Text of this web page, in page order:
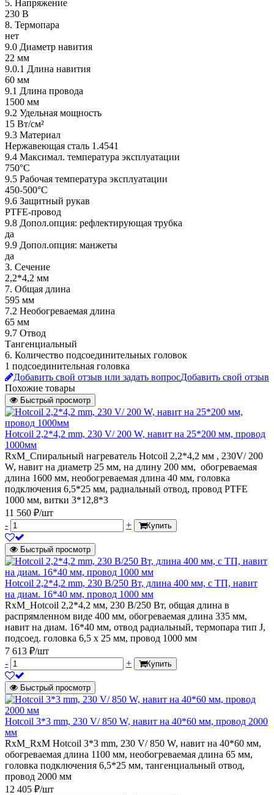
5. Напряжение
230 В
8. Термопара
нет
9.0 Диаметр навития
22 мм
9.0.1 Длина навития
60 мм
9.1 Длина провода
1500 мм
9.2 Удельная мощность
15 Вт/см²
9.3 Материал
Нержавеющая сталь 1.4541
9.4 Максимал. температура эксплуатации
750°C
9.5 Рабочая температура эксплуатации
450-500°C
9.6 Защитный рукав
PTFE-провод
9.8 Допол.опция: рефлектирующая трубка
да
9.9 Допол.опция: манжеты
да
3. Сечение
2,2*4,2 мм
7. Общая длина
595 мм
7.2 Необогреваемая длина
65 мм
9.7 Отвод
Тангенциальный
6. Количество подсоединительных головок
1 подсоединительная головка
Добавить свой отзыв или задать вопросДобавить свой отзыв
Похожие товары
Быстрый просмотр
Hotcoil 2,2*4,2 mm, 230 V/ 200 W, навит на 25*200 мм, провод
1000мм
RxM_Спиральный нагреватель Hotcoil 2,2*4,2 мм , 230V/ 200
W, навит на диаметр 25 мм, на длину 200 мм, обогреваемая
длина 1600 мм, необогреваемая длина 40 мм, головка
подключения 6,5*25 мм, радиальный отвод, провод PTFE
1000 мм, витки 3*12,8*3
11 560 ₽/шт
-
+ Купить
Быстрый просмотр
Hotcoil 2,2*4,2 mm, 230 В/250 Вт, длина 400 мм, с ТП, навит
на диам. 16*40 мм, провод 1000 мм
RxM_Hotcoil 2,2*4,2 мм, 230 В/250 Вт, общая длина в
распрямленном виде 400 мм, обогреваемая длина 335 мм,
навит на диам. 16*40 мм, отвод радиальный, термопара тип J,
подсоед. головка 6,5 х 25 мм, провод 1000 мм
7 613 ₽/шт
-
+ Купить
Быстрый просмотр
Hotcoil 3*3 mm, 230 V/ 850 W, навит на 40*60 мм, провод 2000
мм
RxM_RxM Hotcoil 3*3 mm, 230 V/ 850 W, навит на 40*60 мм,
обогреваемая длина 1100 мм, необогреваемая длина 65 мм,
головка подключения 6,5*25 мм, тангенциальный отвод,
провод 2000 мм
12 405 ₽/шт